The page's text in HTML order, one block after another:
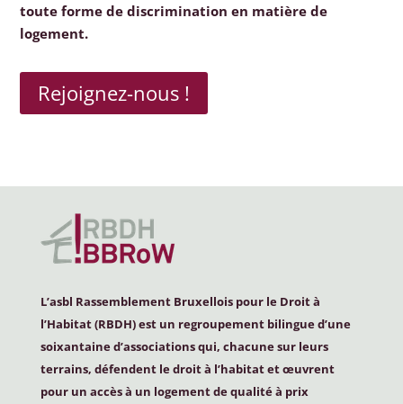
toute forme de discrimination en matière de
logement.
Rejoignez-nous !
L’asbl Rassemblement Bruxellois pour le Droit à
l’Habitat (RBDH) est un regroupement bilingue d’une
soixantaine d’associations qui, chacune sur leurs
terrains, défendent le droit à l’habitat et œuvrent
pour un accès à un logement de qualité à prix